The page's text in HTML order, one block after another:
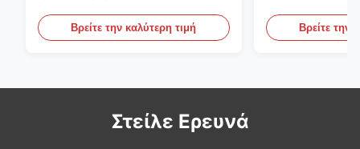
PET
Βρείτε την καλύτερη τιμή Βρείτε την
Στείλε Ερευνά